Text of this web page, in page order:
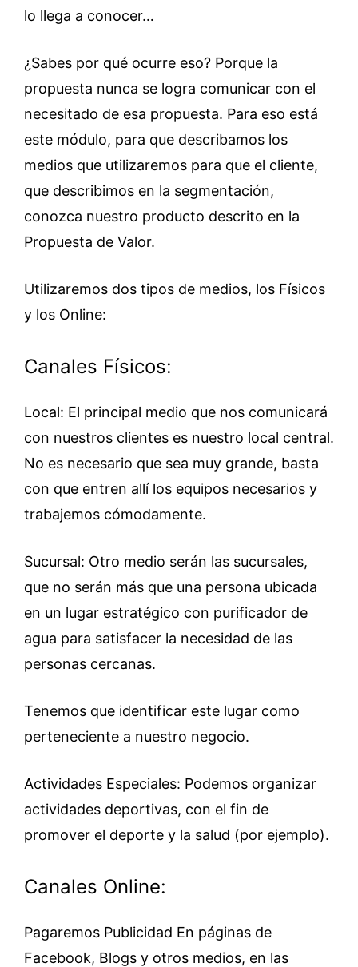
lo llega a conocer…
¿Sabes por qué ocurre eso? Porque la
propuesta nunca se logra comunicar con el
necesitado de esa propuesta. Para eso está
este módulo, para que describamos los
medios que utilizaremos para que el cliente,
que describimos en la segmentación,
conozca nuestro producto descrito en la
Propuesta de Valor.
Utilizaremos dos tipos de medios, los Físicos
y los Online:
Canales Físicos:
Local: El principal medio que nos comunicará
con nuestros clientes es nuestro local central.
No es necesario que sea muy grande, basta
con que entren allí los equipos necesarios y
trabajemos cómodamente.
Sucursal: Otro medio serán las sucursales,
que no serán más que una persona ubicada
en un lugar estratégico con purificador de
agua para satisfacer la necesidad de las
personas cercanas.
Tenemos que identificar este lugar como
perteneciente a nuestro negocio.
Actividades Especiales: Podemos organizar
actividades deportivas, con el fin de
promover el deporte y la salud (por ejemplo).
Canales Online:
Pagaremos Publicidad En páginas de
Facebook, Blogs y otros medios, en las